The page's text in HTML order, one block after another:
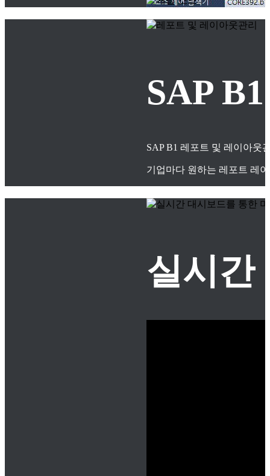
SAP
SAP B1 레포트 및 레이아웃
기업마다 원하는 레포트 레
실시간